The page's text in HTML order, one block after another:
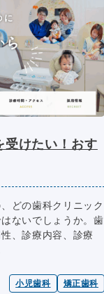
受けたい！おす
どの歯科クリニック
ないでしょうか。歯
、診療内容、診療
小児歯科 矯正歯科